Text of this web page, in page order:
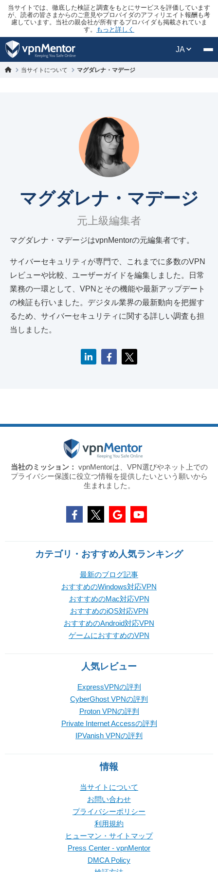
当サイトでは、徹底した検証と調査をもとにサービスを評価しています
が、読者の皆さまからのご意見やプロバイダのアフィリエイト報酬も考
慮しています。当社の親会社が所有するプロバイダも掲載されていま
す。
もっと詳しく
JA
当サイトについて マグダレナ・マデージ
マグダレナ・マデージ
元上級編集者
マグダレナ・マデージはvpnMentorの元編集者です。
サイバーセキュリティが専門で、これまでに多数のVPN
レビューや比較、ユーザーガイドを編集しました。日常
業務の一環として、VPNとその機能や最新アップデート
の検証も行いました。デジタル業界の最新動向を把握す
るため、サイバーセキュリティに関する詳しい調査も担
当しました。
当社のミッション： vpnMentorは、VPN選びやネット上での
プライバシー保護に役立つ情報を提供したいという願いから
生まれました。
カテゴリ・おすすめ人気ランキング
最新のブログ記事
おすすめのWindows対応VPN
おすすめのMac対応VPN
おすすめのiOS対応VPN
おすすめのAndroid対応VPN
ゲームにおすすめのVPN
人気レビュー
ExpressVPNの評判
CyberGhost VPNの評判
Proton VPNの評判
Private Internet Accessの評判
IPVanish VPNの評判
情報
当サイトについて
お問い合わせ
プライバシーポリシー
利用規約
ヒューマン・サイトマップ
Press Center - vpnMentor
DMCA Policy